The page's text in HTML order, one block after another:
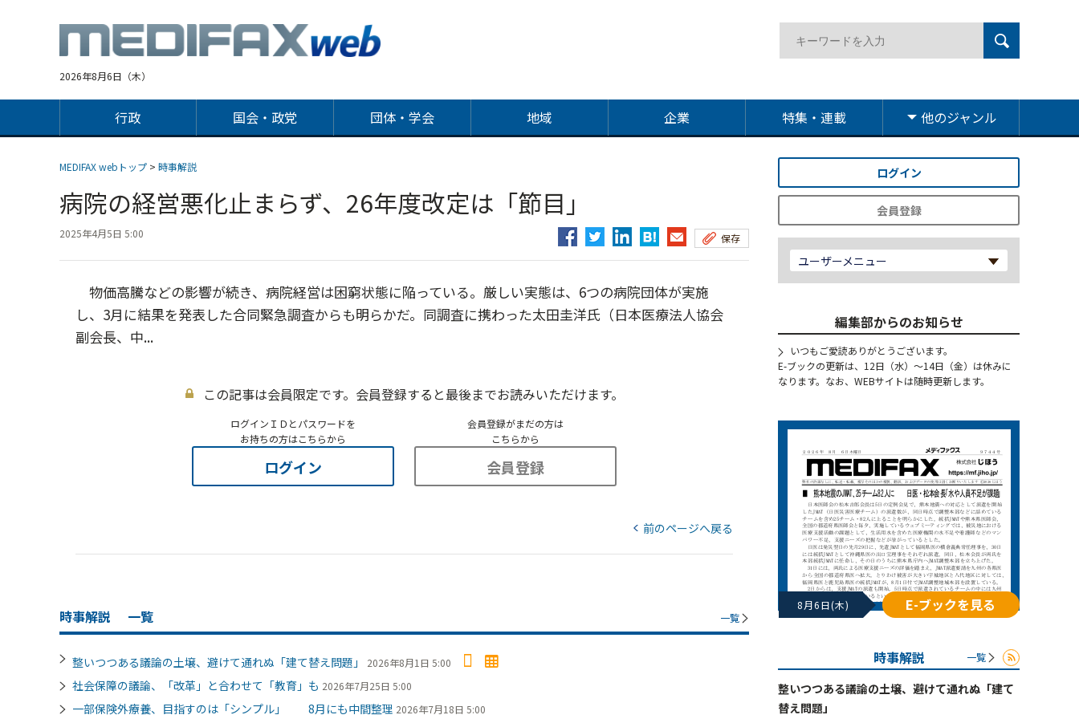
2026年8月6日（木）
行政 国会・政党 団体・学会 地域 企業 特集・連載 他のジャンル
MEDIFAX webトップ > 時事解説
病院の経営悪化止まらず、26年度改定は「節目」
2025年4月5日 5:00 保存
物価高騰などの影響が続き、病院経営は困窮状態に陥っている。厳しい実態は、6つの病院団体が実施
し、3月に結果を発表した合同緊急調査からも明らかだ。同調査に携わった太田圭洋氏（日本医療法人協会
副会長、中...
この記事は会員限定です。会員登録すると最後までお読みいただけます。
ログインＩＤとパスワードを
お持ちの方はこちらから
ログイン
会員登録がまだの方は
こちらから
会員登録
前のページへ戻る
時事解説 一覧 一覧
整いつつある議論の土壌、避けて通れぬ「建て替え問題」 2026年8月1日 5:00
社会保障の議論、「改革」と合わせて「教育」も 2026年7月25日 5:00
一部保険外療養、目指すのは「シンプル」 8月にも中間整理 2026年7月18日 5:00
ログイン
会員登録
ユーザーメニュー
編集部からのお知らせ
いつもご愛読ありがとうございます。
E-ブックの更新は、12日（水）～14日（金）は休みに
なります。なお、WEBサイトは随時更新します。
8月6日(木) E-ブックを見る
時事解説 一覧
整いつつある議論の土壌、避けて通れぬ「建て
替え問題」